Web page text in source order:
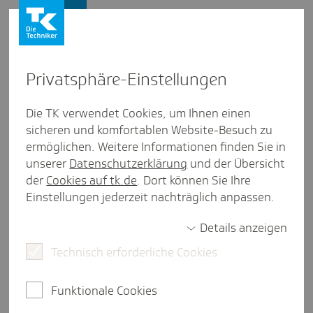
Deut­sche Sport­hoch­schule Köln
Bei der DSHS Köln sind physische und psychische
Gesundheit unter einem Dach vereint.
weniger als eine Minute Lesezeit
Firmenkunden
BGM und BGF: Unternehmen berichten über ihre Erfolge
Steckbrief
Branche:Öffentliche Verwaltung; Erziehung und
Privat­sphäre-Einstel­lungen
Die TK verwendet Cookies, um Ihnen einen
sicheren und komfortablen Website-Besuch zu
ermöglichen. Weitere Informationen finden Sie in
unserer Datenschutzerklärung und der Übersicht
der Cookies auf tk.de. Dort können Sie Ihre
Einstellungen jederzeit nachträglich anpassen.
Details anzeigen
Technisch erforderliche Cookies
Funktionale Cookies